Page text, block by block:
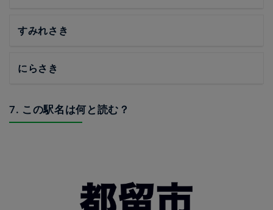
すみれさき
にらさき
7. この駅名は何と読む？